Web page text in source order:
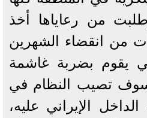
من رعاياها أخذ
من انقضاء الشهرين
يقوم بضربة غاشمة
سوف تصيب النظام في
الإيراني عليه،